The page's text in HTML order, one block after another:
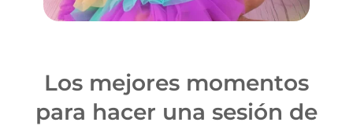
Los mejores momentos
para hacer una sesión de